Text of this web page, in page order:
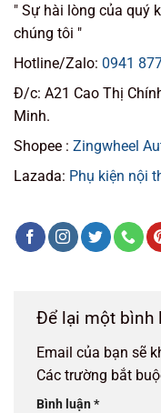
" Sự hài lòng của quý
chúng tôi "
Hotline/Zalo: 0941
Đ/c: A21 Cao Thị
Minh.
Shopee : Zingwheel
Lazada: Phụ kiện nội
Để lại một bình
Email của bạn sẽ
Các trường bắt
Bình luận*